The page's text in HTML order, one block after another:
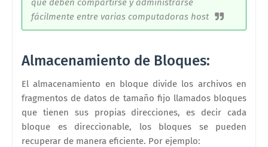
que deben compartirse y administrarse
fácilmente entre varias computadoras host
Almacenamiento de Bloques:
El almacenamiento en bloque divide los archivos en
fragmentos de datos de tamaño fijo llamados bloques
que tienen sus propias direcciones, es decir cada
bloque es direccionable, los bloques se pueden
recuperar de manera eficiente. Por ejemplo: